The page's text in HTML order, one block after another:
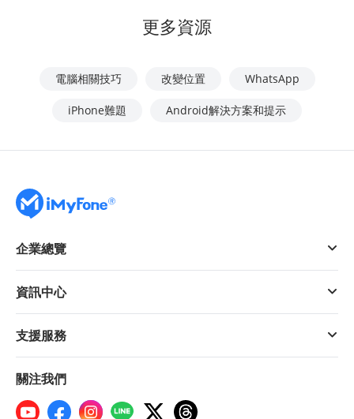
更多資源
電腦相關技巧 改變位置 WhatsApp
iPhone難題 Android解決方案和提示
企業總覽
資訊中心
支援服務
關注我們